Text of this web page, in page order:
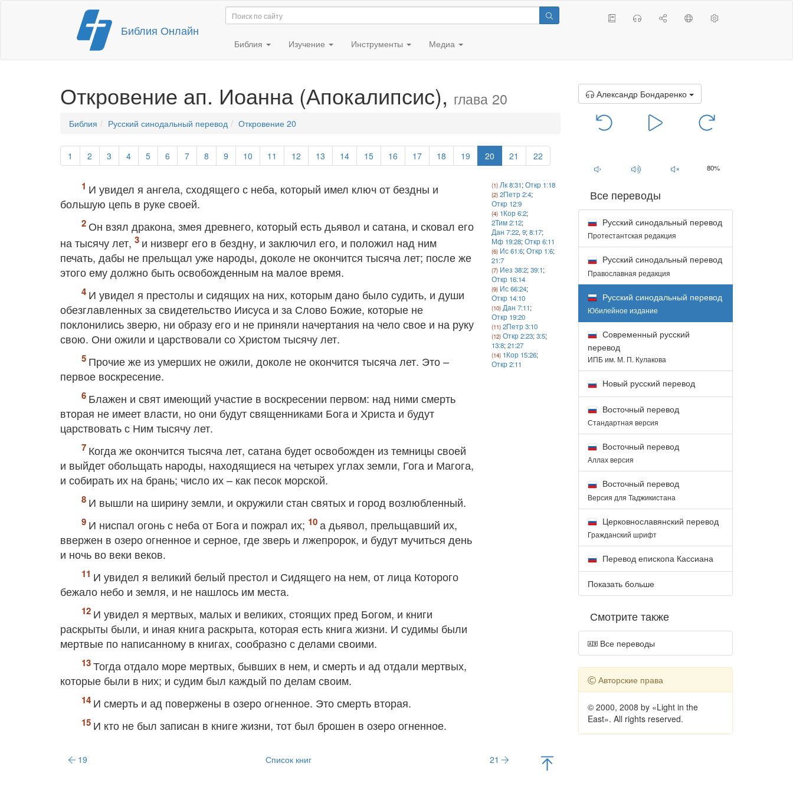
Перейти
содержимому
Библия Онлайн
Библия Изучение Инструменты Медиа
Откровение ап. Иоанна (Апокалипсис), глава 20
Библия Русский синодальный перевод Откровение 20
1 2 3 4 5 6 7 8 9 10 11 12 13 14 15 16 17 18 19 20 21 22
И увидел я ангела, сходящего с неба, который имел ключ от бездны и
большую цепь в руке своей.
Он взял дракона, змея древнего, который есть дьявол и сатана, и сковал его
на тысячу лет,
и низверг его в бездну, и заключил его, и положил над ним
печать, дабы не прельщал уже народы, доколе не окончится тысяча лет; после же
этого ему должно быть освобожденным на малое время.
И увидел я престолы и сидящих на них, которым дано было судить, и души
обезглавленных за свидетельство Иисуса и за Слово Божие, которые не
поклонились зверю, ни образу его и не приняли начертания на чело свое и на руку
свою. Они ожили и царствовали со Христом тысячу лет.
Прочие же из умерших не ожили, доколе не окончится тысяча лет. Это –
первое воскресение.
Блажен и свят имеющий участие в воскресении первом: над ними смерть
вторая не имеет власти, но они будут священниками Бога и Христа и будут
царствовать с Ним тысячу лет.
Когда же окончится тысяча лет, сатана будет освобожден из темницы своей
и выйдет обольщать народы, находящиеся на четырех углах земли, Гога и Магога,
и собирать их на брань; число их – как песок морской.
И вышли на ширину земли, и окружили стан святых и город возлюбленный.
И ниспал огонь с неба от Бога и пожрал их;
а дьявол, прельщавший их,
ввержен в озеро огненное и серное, где зверь и лжепророк, и будут мучиться день
и ночь во веки веков.
И увидел я великий белый престол и Сидящего на нем, от лица Которого
бежало небо и земля, и не нашлось им места.
И увидел я мертвых, малых и великих, стоящих пред Богом, и книги
раскрыты были, и иная книга раскрыта, которая есть книга жизни. И судимы были
мертвые по написанному в книгах, сообразно с делами своими.
Тогда отдало море мертвых, бывших в нем, и смерть и ад отдали мертвых,
которые были в них; и судим был каждый по делам своим.
И смерть и ад повержены в озеро огненное. Это смерть вторая.
И кто не был записан в книге жизни, тот был брошен в озеро огненное.
Лк 8:31;Откр 1:18
2Петр 2:4;
Откр 12:9
1Кор 6:2;
2Тим 2:12;
Дан 7:22,9;8:17;
Мф 19:28;Откр 6:11
Ис 61:6;Откр 1:6;
21:7
Иез 38:2;39:1;
Откр 16:14
Ис 66:24;
Откр 14:10
Дан 7:11;
Откр 19:20
2Петр 3:10
Откр 2:23;3:5;
13:8;21:27
1Кор 15:26;
Откр 2:11
19 Список книг 21
Александр Бондаренко
80%
Все переводы
Русский синодальный перевод
Протестантская редакция
Русский синодальный перевод
Православная редакция
Русский синодальный перевод
Юбилейное издание
Современный русский
перевод
ИПБ им. М. П. Кулакова
Новый русский перевод
Восточный перевод
Стандартная версия
Восточный перевод
Аллах версия
Восточный перевод
Версия для Таджикистана
Церковнославянский перевод
Гражданский шрифт
Перевод епископа Кассиана
Показать больше
Смотрите также
Все переводы
Авторские права
© 2000, 2008 by «Light in the
East». All rights reserved.